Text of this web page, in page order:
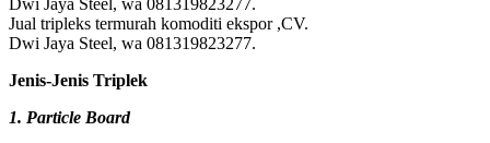
Jual tripleks termurah komoditi ekspor ,CV.
Dwi Jaya Steel, wa 081319823277.
Jenis-Jenis Triplek
1. Particle Board